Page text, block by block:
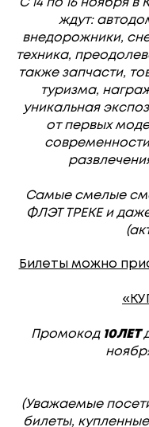
С 14 по 16 ноября
ждут:
внедорожники,
техника,
также запчасти,
туризма,
уникальная
от первых
Самые смелые
ФЛЭТ ТРЕКЕ и
Билеты можно
Промокод 10ЛЕТ
(Уважаемые
билеты,